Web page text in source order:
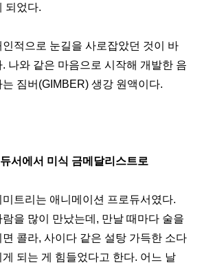
되었다.
적으로 눈길을 사로잡았던 것이 바
나와 같은 마음으로 시작해 개발한 음
짐버(GIMBER) 생강 원액이다.
서에서 미식 금메달리스트로
트리는 애니메이션 프로듀서였다.
을 많이 만났는데, 만날 때마다 술을
콜라, 사이다 같은 설탕 가득한 소다
되는 게 힘들었다고 한다. 어느 날